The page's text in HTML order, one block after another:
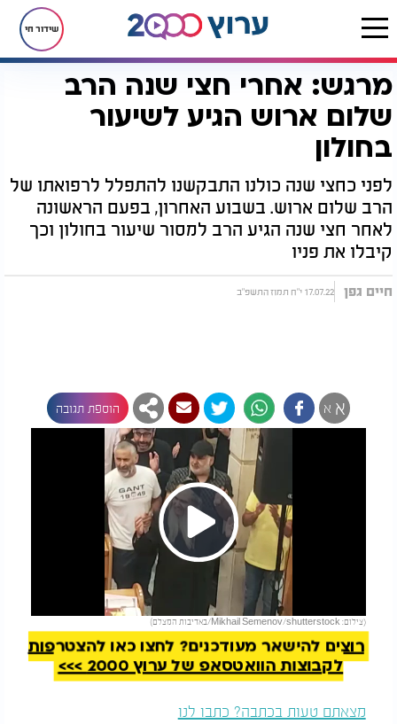
שידור חי
דף הבית יהדות
מרגש: אחרי חצי שנה הרב
שלום ארוש הגיע לשיעור
בחולון
לפני כחצי שנה כולנו התבקשנו להתפלל לרפואתו של
הרב שלום ארוש. בשבוע האחרון, בפעם הראשונה
לאחר חצי שנה הגיע הרב למסור שיעור בחולון וכך
קיבלו את פניו
חיים גפן 17.07.22 י"ח תמוז התשפ"ב
א א הוספת תגובה
Play
Video
(צילום: Mikhail Semenov/shutterstock/באדיבות המצלם)
להמשך קריאה
רוצים להישאר מעודכנים? לחצו כאן להצטרפות
לקבוצות הוואטסאפ של ערוץ 2000 >>>
מצאתם טעות בכתבה? כתבו לנו